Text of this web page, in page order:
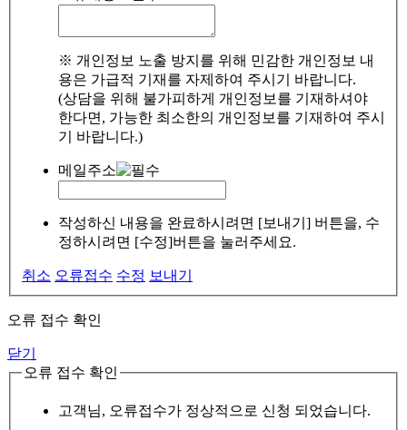
※ 개인정보 노출 방지를 위해 민감한 개인정보 내
용은 가급적 기재를 자제하여 주시기 바랍니다.
(상담을 위해 불가피하게 개인정보를 기재하셔야
한다면, 가능한 최소한의 개인정보를 기재하여 주시
기 바랍니다.)
메일주소
작성하신 내용을 완료하시려면 [보내기] 버튼을, 수
정하시려면 [수정]버튼을 눌러주세요.
취소 오류접수 수정 보내기
오류 접수 확인
닫기
오류 접수 확인
고객님, 오류접수가 정상적으로 신청 되었습니다.